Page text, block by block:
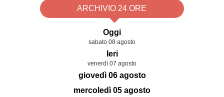
ARCHIVIO 24 ORE
Oggi
sabato 08 agosto
Ieri
venerdì 07 agosto
giovedì 06 agosto
mercoledì 05 agosto